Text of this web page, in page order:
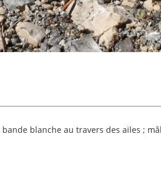
blanche au travers des ailes ;